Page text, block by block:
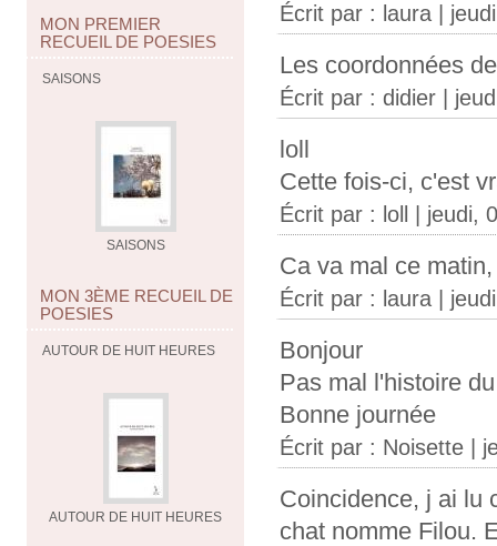
MON PREMIER
RECUEIL DE POESIES
SAISONS
SAISONS
MON 3ÈME RECUEIL DE
POESIES
AUTOUR DE HUIT HEURES
AUTOUR DE HUIT HEURES
Écrit par : laura |
Les coordonnées
Écrit par : didier |
loll
Cette fois-ci, c'est
Écrit par : loll | jeudi,
Ca va mal ce
Écrit par : laura |
Bonjour
Pas mal l'histoire
Bonne journée
Écrit par : Noisette |
Coincidence, j ai lu
chat nomme Filou.